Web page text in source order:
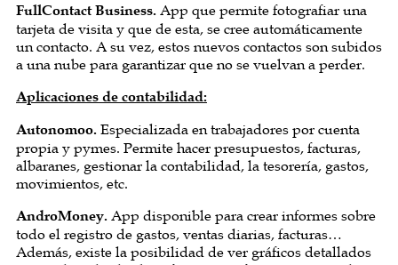
FullContact Business. App que permite fotografiar una
tarjeta de visita y que de esta, se cree automáticamente
un contacto. A su vez, estos nuevos contactos son subidos
a una nube para garantizar que no se vuelvan a perder.
Aplicaciones de contabilidad:
Autonomoo. Especializada en trabajadores por cuenta
propia y pymes. Permite hacer presupuestos, facturas,
albaranes, gestionar la contabilidad, la tesorería, gastos,
movimientos, etc.
AndroMoney. App disponible para crear informes sobre
todo el registro de gastos, ventas diarias, facturas…
Además, existe la posibilidad de ver gráficos detallados